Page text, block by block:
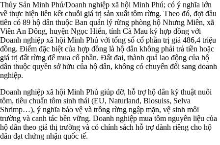
Thủy Sản Minh Phú/Doanh nghiệp xã hội Minh Phú; có ý nghĩa lớn
về thực hiện liên kết chuỗi giá trị sản xuất tôm rừng. Theo đó, đợt đầu
tiên có 89 hộ dân thuộc Ban quản lý rừng phòng hộ Nhưng Miên, xã
Viên An Đông, huyện Ngọc Hiển, tỉnh Cà Mau ký hợp đồng với
Doanh nghiệp xã hội Minh Phú với tổng số cổ phần trị giá 486,4 triệu
đồng. Điểm đặc biệt của hợp đồng là hộ dân không phải trả tiền hoặc
giá trị đất rừng để mua cổ phần. Đất đai, thành quả lao động của hộ
dân thuộc quyền sở hữu của hộ dân, không có chuyển đổi sang doanh
nghiệp.
Doanh nghiệp xã hội Minh Phú giúp đỡ, hỗ trợ hộ dân kỹ thuật nuôi
tôm, tiêu chuẩn tôm sinh thái (EU, Naturland, Biosuiss, Selva
Shrimp…), ý nghĩa bảo vệ và trồng rừng ngập mặn, vệ sinh môi
trường và canh tác bền vững. Doanh nghiệp mua tôm nguyên liệu của
hộ dân theo giá thị trường và có chính sách hỗ trợ dành riêng cho hộ
dân đạt chứng nhận quốc tế.